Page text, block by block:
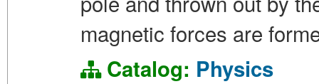
magnetic forces are
Catalog: Physics